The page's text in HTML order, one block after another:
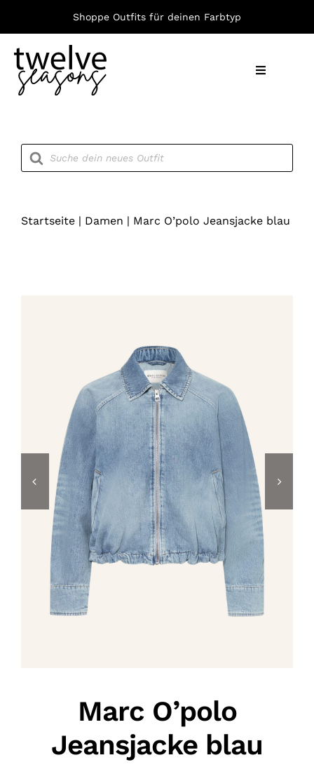
springen
Shoppe Outfits für deinen Farbtyp
Toggle
Products
search
Startseite| Damen | Marc O’polo Jeansjacke blau
Marc O’polo
Jeansjacke blau